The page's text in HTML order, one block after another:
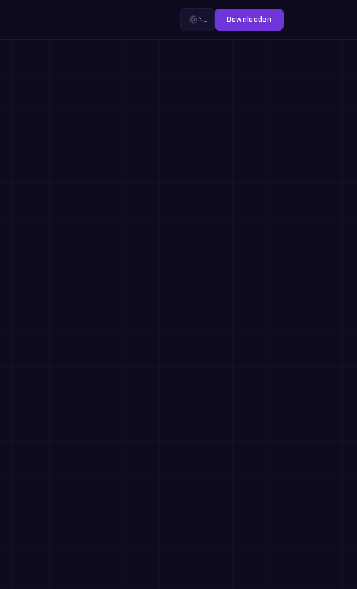
NL Downloaden